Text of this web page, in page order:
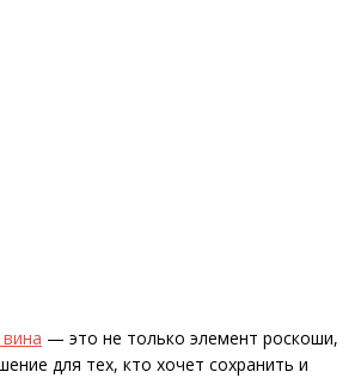
— это не только элемент роскоши,
для тех, кто хочет сохранить и